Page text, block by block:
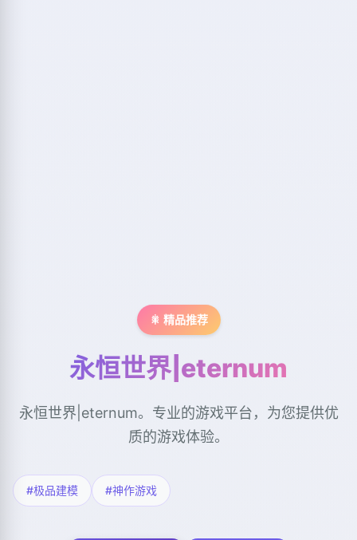
🎇 精品推荐
永恒世界|eternum
永恒世界|eternum。专业的游戏平台，为您提供优
质的游戏体验。
#极品建模 #神作游戏